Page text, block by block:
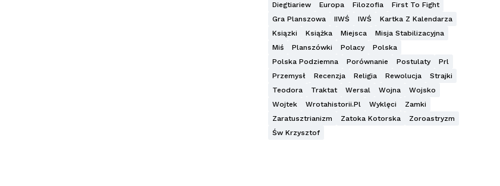
Diegtiariew
Europa Filozofia
First To Fight
Gra Planszowa
IIWŚ IWŚ
Kartka Z Kalendarza
Ksiązki
Książka Miejsca
Misja Stabilizacyjna
Miś
Planszówki Polacy
Polska
Polska Podziemna
Porównanie Postulaty
Prl
Przemysł
Recenzja Religia Rewolucja
Strajki
Teodora
Traktat Wersal Wojna
Wojsko
Wojtek
Wrotahistorii.pl Wyklęci
Zamki
Zaratusztrianizm
Zatoka Kotorska
Zoroastryzm
Św Krzysztof